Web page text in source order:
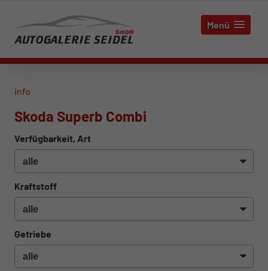
Menü
info
Skoda Superb Combi
Verfügbarkeit, Art
Kraftstoff
Getriebe